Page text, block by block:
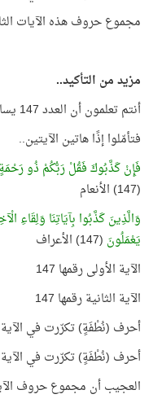
مجموع حروف هذه الآيات الثلاث 182 حرفًا، ويساوي 14
مزيد من التأكيد..
أنتم تعلمون أن العدد 147 يساوي 7 × 7 × 3
فتأمّلوا إذًا هاتين الآيتين..
فَإِنْ كَذَّبُوكَ فَقُلْ رَبُّكُمْ ذُو
(147) الأنعام
وَالَّذِينَ كَذَّبُوا بِآيَاتِنَا وَلِقَاءِ
يَعْمَلُونَ (147) الأعراف
الآية الأولى رقمها 147
الآية الثانية رقمها 147
أحرف (نُطْفَةٍ) تكرّرت في الآية
أحرف (نُطْفَةٍ) تكرّرت في الآية
العجيب أن مجموع حروف الآيتين 114